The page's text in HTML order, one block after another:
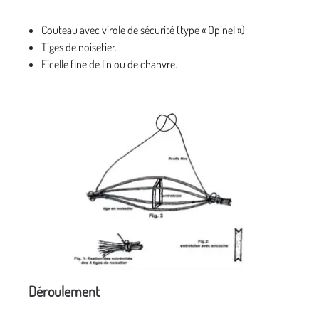
Couteau avec virole de sécurité (type « Opinel »)
Tiges de noisetier.
Ficelle fine de lin ou de chanvre.
Déroulement